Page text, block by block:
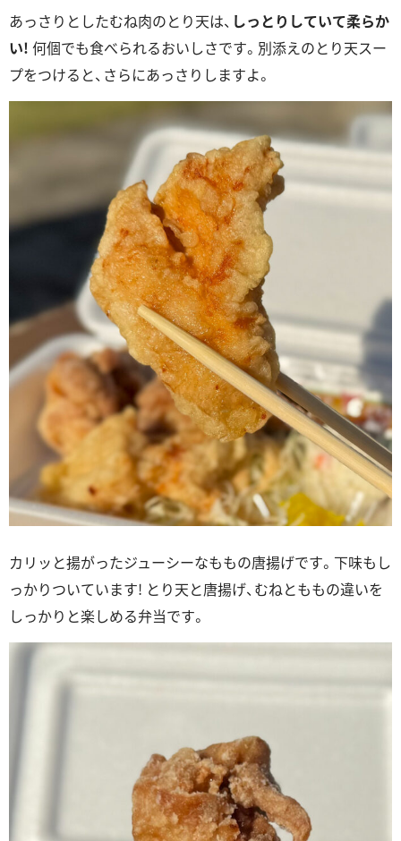
あっさりとしたむね肉のとり天は、 しっとりしていて柔らか
い! 何個でも食べられるおいしさです。別添えのとり天スー
プをつけると、さらにあっさりしますよ。
カリッと揚がったジューシーなももの唐揚げです。下味もし
っかりついています! とり天と唐揚げ、むねとももの違いを
しっかりと楽しめる弁当です。